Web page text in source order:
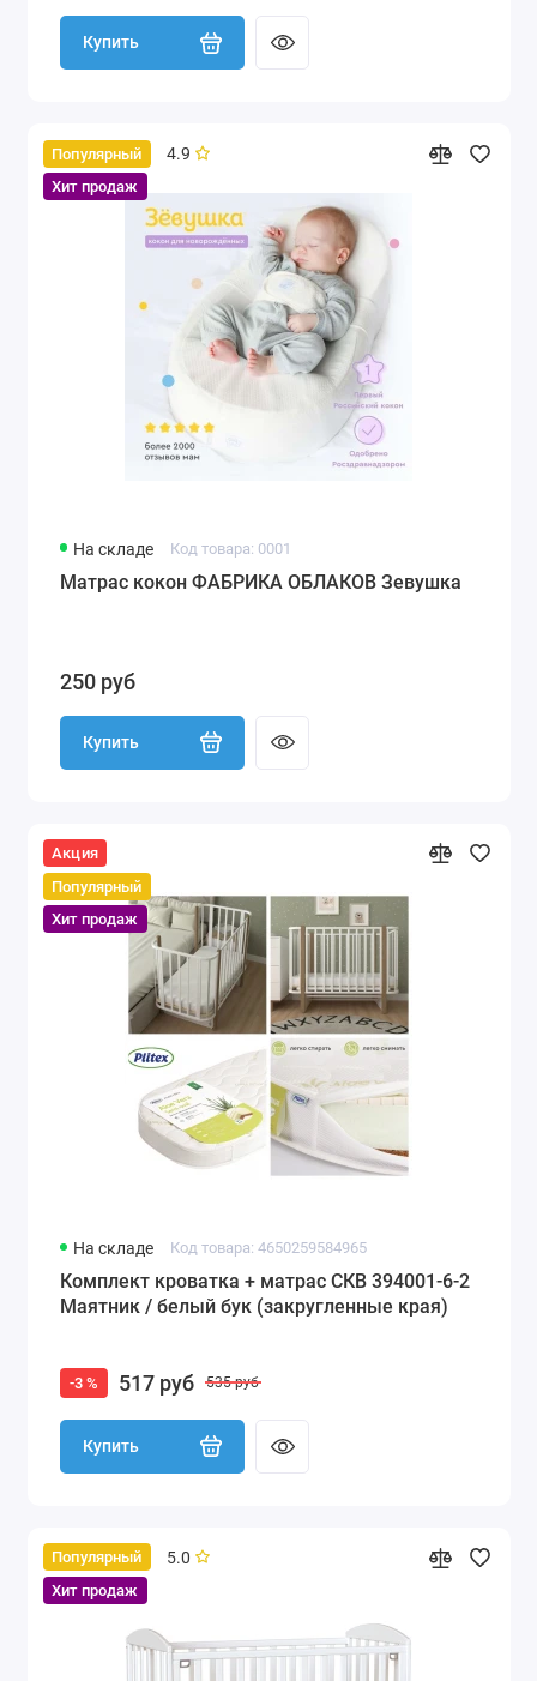
Купить
Популярный
Хит продаж
4.9
На складе Код товара: 0001
Матрас кокон ФАБРИКА ОБЛАКОВ Зевушка
250 руб
Купить
Акция
Популярный
Хит продаж
На складе Код товара: 4650259584965
Комплект кроватка + матрас СКВ 394001-6-2
Маятник / белый бук (закругленные края)
-3 % 517 руб 535 руб
Купить
Популярный
Хит продаж
5.0